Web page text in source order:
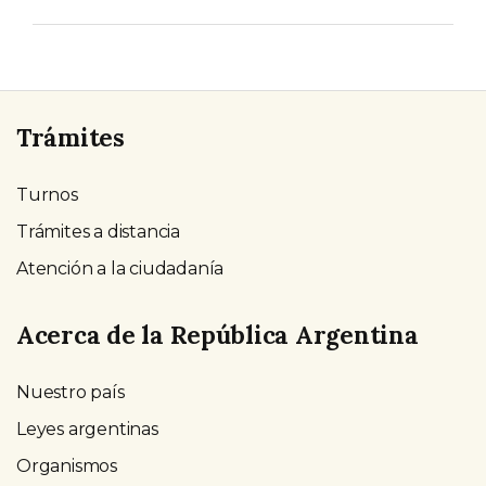
Trámites
Turnos
Trámites a distancia
Atención a la ciudadanía
Acerca de la República Argentina
Nuestro país
Leyes argentinas
Organismos